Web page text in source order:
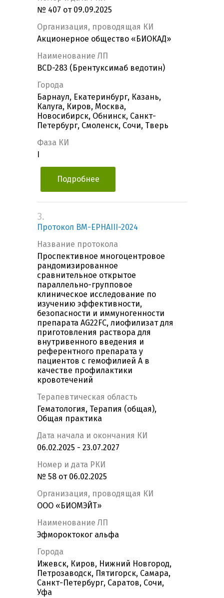
№ 407 от 09.09.2025
Организация, проводящая КИ
Акционерное общество «БИОКАД»
Наименование ЛП
BCD-283 (Брентуксимаб ведотин)
Города
Барнаул, Екатеринбург, Казань,
Калуга, Киров, Москва,
Новосибирск, Обнинск, Санкт-
Петербург, Смоленск, Сочи, Тверь
Фаза КИ
Подробнее
3.
Протокол BM-EPHAIII-2024
Название протокола
Проспективное многоцентровое
рандомизированное
сравнительное открытое
параллельно-групповое
клиническое исследование по
изучению эффективности,
безопасности и иммуногенности
препарата AG22FC, лиофилизат для
приготовления раствора для
внутривенного введения и
референтного препарата у
пациентов с гемофилией А в
качестве профилактики
кровотечений
Терапевтическая область
Гематология, Терапия (общая),
Общая практика
Дата начала и окончания КИ
06.02.2025 - 23.07.2027
Номер и дата РКИ
№ 58 от 06.02.2025
Организация, проводящая КИ
ООО «БИОМЭЙТ»
Наименование ЛП
Эфмороктоког альфа
Города
Ижевск, Киров, Нижний Новгород,
Петрозаводск, Пятигорск, Самара,
Санкт-Петербург, Саратов, Сочи,
Уфа